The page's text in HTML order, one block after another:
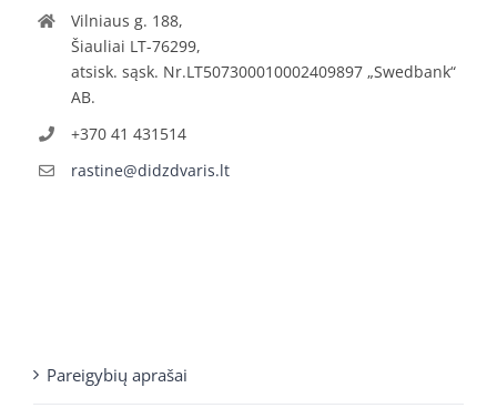
Vilniaus g. 188,
Šiauliai LT-76299,
atsisk. sąsk. Nr.LT507300010002409897 „Swedbank“
AB.
+370 41 431514
rastine@didzdvaris.lt
Pareigybių aprašai